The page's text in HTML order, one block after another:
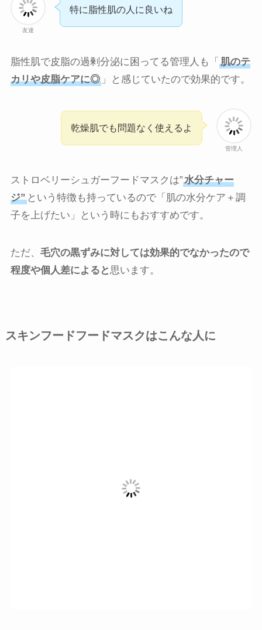
友達
特に脂性肌の人に良いね
脂性肌で皮脂の過剰分泌に困ってる管理人も「 肌のテ
カリや皮脂ケアに◎」と感じていたので効果的です。
管理人
乾燥肌でも問題なく使えるよ
ストロベリーシュガーフードマスクは”水分チャー
ジ”という特徴も持っているので「肌の水分ケア＋調
子を上げたい」という時にもおすすめです。
ただ、 毛穴の黒ずみに対しては効果的でなかったので
程度や個人差によると思います。
スキンフードフードマスクはこんな人に